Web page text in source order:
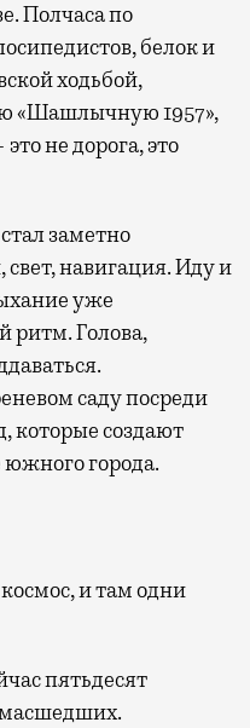
Полчаса по
белок и
ходьбой,
«Шашлычную 1957»,
не дорога, это
заметно
навигация. Иду и
уже
ритм. Голова,
саду посреди
которые создают
города.
и там одни
пятьдесят